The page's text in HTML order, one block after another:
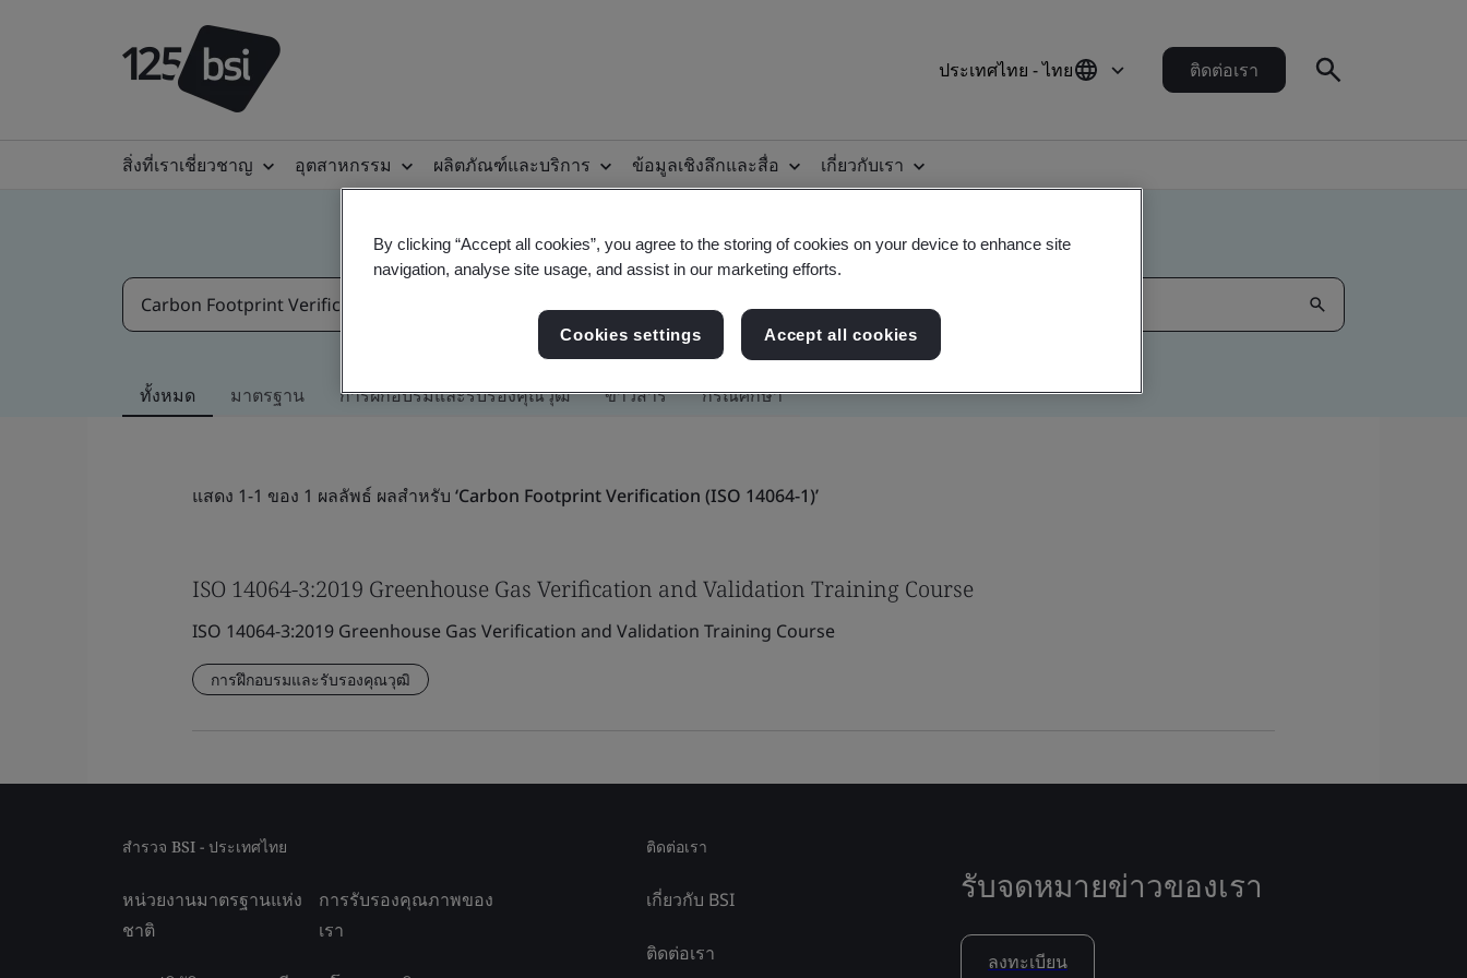
ประเทศไทย - ไทย ติดต่อเรา
สิ่งที่เราเชี่ยวชาญ อุตสาหกรรม ผลิตภัณฑ์และบริการ ข้อมูลเชิงลึกและสื่อ เกี่ยวกับเรา
ทั้งหมด มาตรฐาน การฝึกอบรมและรับรองคุณวุฒิ ข่าวสาร กรณีศึกษา
แสดง 1-1 ของ 1 ผลลัพธ์ ผลสําหรับ ‘Carbon Footprint Verification (ISO 14064-1)’
ISO 14064-3:2019 Greenhouse Gas Verification and Validation Training Course
ISO 14064-3:2019 Greenhouse Gas Verification and Validation Training Course
การฝึกอบรมและรับรองคุณวุฒิ
สำรวจ BSI - ประเทศไทย
หน่วยงานมาตรฐานแห่ง
ชาติ
การรับรองคุณภาพของ
เรา
ติดต่อเรา
เกี่ยวกับ BSI
ติดต่อเรา
รับจดหมายข่าวของเรา
ลงทะเบียน
By clicking “Accept all cookies”, you agree to the storing of cookies on your device to enhance site
navigation, analyse site usage, and assist in our marketing efforts.
Cookies settings Accept all cookies